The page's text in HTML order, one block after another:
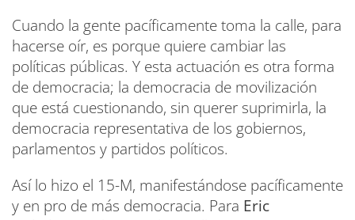
Cuando la gente pacíficamente toma la calle, para
hacerse oír, es porque quiere cambiar las
políticas públicas. Y esta actuación es otra forma
de democracia; la democracia de movilización
que está cuestionando, sin querer suprimirla, la
democracia representativa de los gobiernos,
parlamentos y partidos políticos.
Así lo hizo el 15-M, manifestándose pacíficamente
y en pro de más democracia. Para Eric